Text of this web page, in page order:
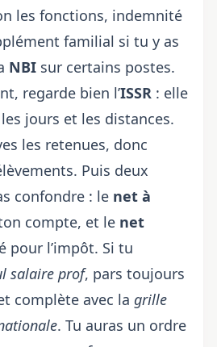
les fonctions, indemnité
familial si tu y as
NBI sur certains postes.
regarde bien l’ISSR : elle
jours et les distances.
les retenues, donc
Puis deux
confondre : le net à
compte, et le net
pour l’impôt. Si tu
salaire prof, pars toujours
complète avec la grille
. Tu auras un ordre